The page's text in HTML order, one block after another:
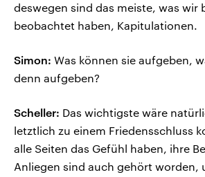
deswegen sind das meiste, was wir
beobachtet haben, Kapitulationen.
Simon: Was können sie aufgeben,
denn aufgeben?
Scheller: Das wichtigste wäre
letztlich zu einem Friedensschluss
alle Seiten das Gefühl haben, ihre
Anliegen sind auch gehört worden,